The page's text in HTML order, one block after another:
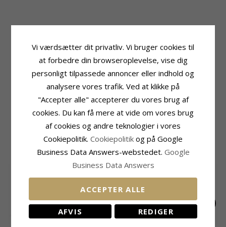
Form:24 mm
Diamant
Ædelmetal: 14 Karat Hvidguld
Blank
Antal:66
Slibning:Brillantsleben
Diamant Farve: Wesselton
Diamant Klarhed:SI
Carat: 1,01
Leveringstid
Leveringstid:Ca. 6 Uger
MEST SOLGTE I KATEGORIEN
Vi værdsætter dit privatliv. Vi bruger cookies til
at forbedre din browseroplevelse, vise dig
personligt tilpassede annoncer eller indhold og
analysere vores trafik. Ved at klikke på
"Accepter alle" accepterer du vores brug af
cookies. Du kan få mere at vide om vores brug
af cookies og andre teknologier i vores
Cookiepolitik. Cookiepolitik og på Google
Business Data Answers-webstedet. Google
Business Data Answers
ACCEPTER ALLE
AFVIS REDIGER